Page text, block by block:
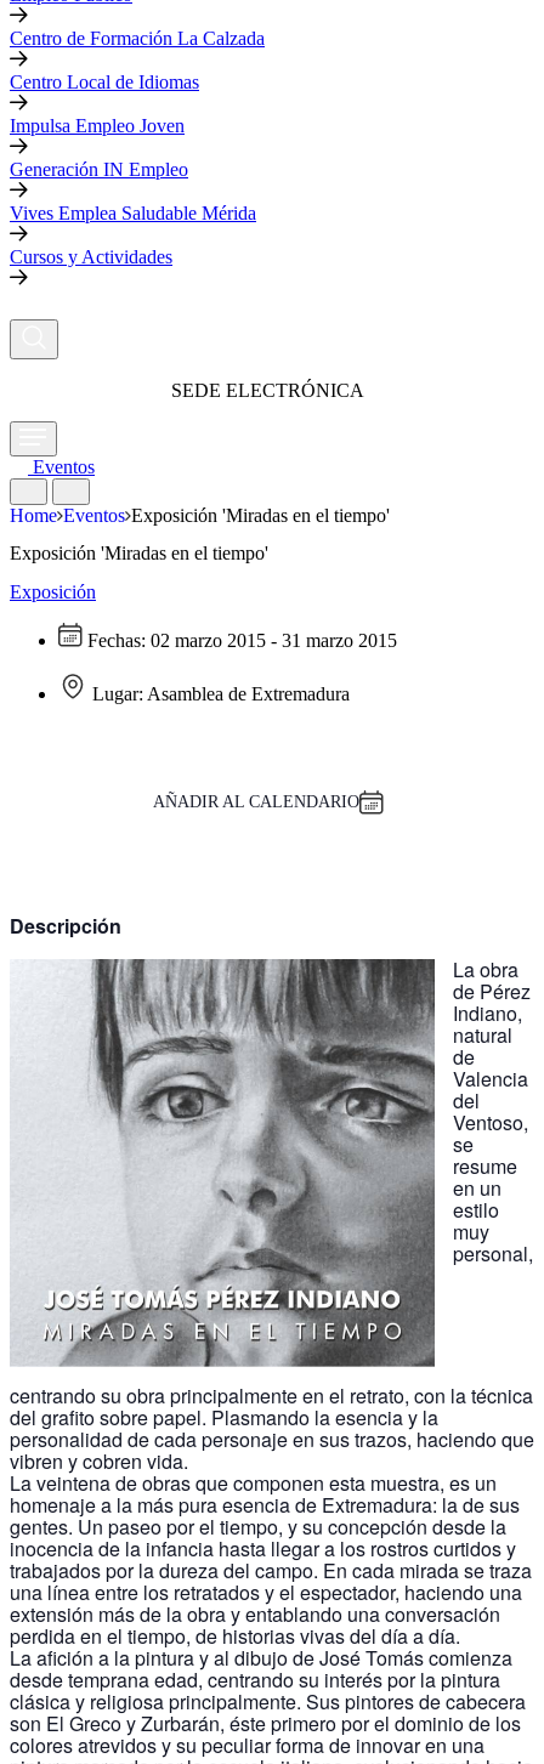
Centro de Formación La Calzada
Centro Local de Idiomas
Impulsa Empleo Joven
Generación IN Empleo
Vives Emplea Saludable Mérida
Cursos y Actividades
SEDE ELECTRÓNICA
Eventos
Home Eventos Exposición 'Miradas en el tiempo'
Exposición 'Miradas en el tiempo'
Exposición
Fechas: 02 marzo 2015 - 31 marzo 2015
Lugar: Asamblea de Extremadura
AÑADIR AL CALENDARIO
Descripción
La obra
de Pérez
Indiano,
natural
de
Valencia
del
Ventoso,
se
resume
en un
estilo
muy
personal,
centrando su obra principalmente en el retrato, con la técnica
del grafito sobre papel. Plasmando la esencia y la
personalidad de cada personaje en sus trazos, haciendo que
vibren y cobren vida.
La veintena de obras que componen esta muestra, es un
homenaje a la más pura esencia de Extremadura: la de sus
gentes. Un paseo por el tiempo, y su concepción desde la
inocencia de la infancia hasta llegar a los rostros curtidos y
trabajados por la dureza del campo. En cada mirada se traza
una línea entre los retratados y el espectador, haciendo una
extensión más de la obra y entablando una conversación
perdida en el tiempo, de historias vivas del día a día.
La afición a la pintura y al dibujo de José Tomás comienza
desde temprana edad, centrando su interés por la pintura
clásica y religiosa principalmente. Sus pintores de cabecera
son El Greco y Zurbarán, éste primero por el dominio de los
colores atrevidos y su peculiar forma de innovar en una